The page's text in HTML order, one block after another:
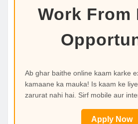
Work From
Ab ghar baithe online kaam karke
kamaane ka mauka! Is kaam ke
zarurat nahi hai. Sirf mobile aur
Apply Now